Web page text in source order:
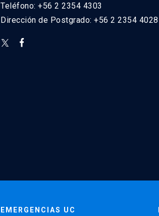
Teléfono: +56 2 2354 4303
Dirección de Postgrado: +56 2 2354 4028
EMERGENCIAS UC